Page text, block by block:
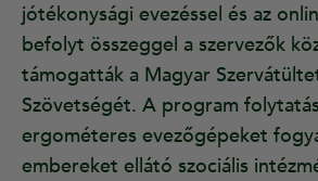
jótékonysági evezéssel és az
befolyt összeggel a szervezők
támogatták a Magyar
Szövetségét. A program
ergométeres evezőgépeket
embereket ellátó szociális